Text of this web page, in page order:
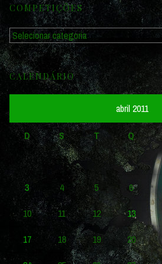
COMPETIÇÕES
Competições
CALENDÁRIO
abril 2011
D S T Q
3
4 5 6
10
11 12 13
17
18 19 20